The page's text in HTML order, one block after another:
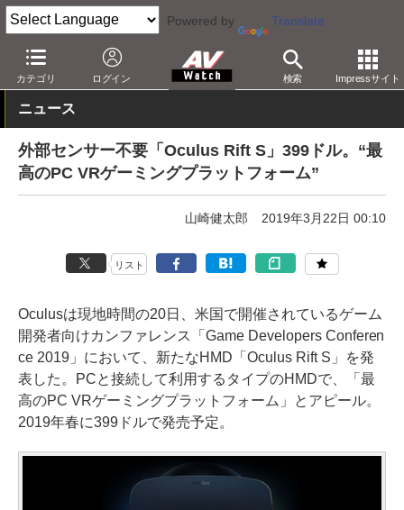
Powered by Translate
カテゴリ ログイン 検索 Impressサイト
AV Watch 製品 HMD/スマートグラス Oculus
ニュース
外部センサー不要「Oculus Rift S」399ドル。“最
高のPC VRゲーミングプラットフォーム”
山崎健太郎 2019年3月22日 00:10
リスト
Oculusは現地時間の20日、米国で開催されているゲーム
開発者向けカンファレンス「Game Developers Conferen
ce 2019」において、新たなHMD「Oculus Rift S」を発
表した。PCと接続して利用するタイプのHMDで、「最
高のPC VRゲーミングプラットフォーム」とアピール。
2019年春に399ドルで発売予定。